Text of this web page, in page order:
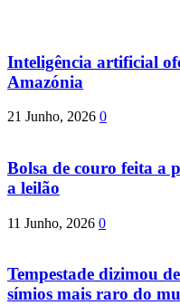
Inteligência artificial
Amazónia
21 Junho, 2026 0
Bolsa de couro feita a
a leilão
11 Junho, 2026 0
Tempestade dizimou
símios mais raro do